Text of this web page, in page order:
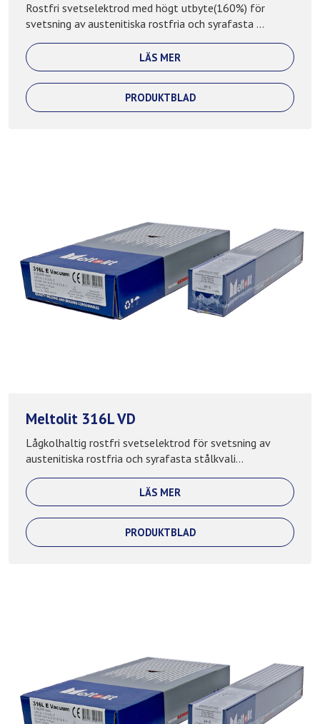
Rostfri svetselektrod med högt utbyte(160%) för
svetsning av austenitiska rostfria och syrafasta ...
LÄS MER
PRODUKTBLAD
Meltolit 316L VD
Lågkolhaltig rostfri svetselektrod för svetsning av
austenitiska rostfria och syrafasta stålkvali...
LÄS MER
PRODUKTBLAD